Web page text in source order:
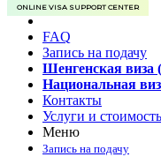
ONLINE VISA SUPPORT CENTER
FAQ
Запись на подачу
Шенгенская виза
Национальная
Контакты
Услуги и стоимость
Меню
Запись на подачу